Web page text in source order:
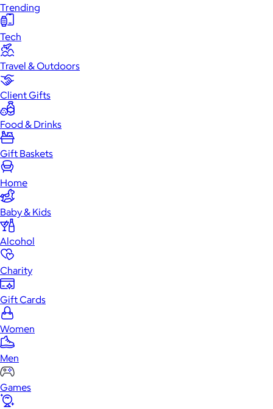
Trending
Tech
Travel & Outdoors
Client Gifts
Food & Drinks
Gift Baskets
Home
Baby & Kids
Alcohol
Charity
Gift Cards
Women
Men
Games